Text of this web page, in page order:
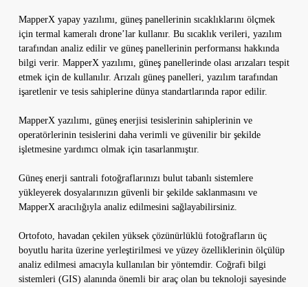
MapperX yapay yazılımı, güneş panellerinin sıcaklıklarını ölçmek
için termal kameralı drone’lar kullanır. Bu sıcaklık verileri, yazılım
tarafından analiz edilir ve güneş panellerinin performansı hakkında
bilgi verir. MapperX yazılımı, güneş panellerinde olası arızaları tespit
etmek için de kullanılır. Arızalı güneş panelleri, yazılım tarafından
işaretlenir ve tesis sahiplerine dünya standartlarında rapor edilir.
MapperX yazılımı, güneş enerjisi tesislerinin sahiplerinin ve
operatörlerinin tesislerini daha verimli ve güvenilir bir şekilde
işletmesine yardımcı olmak için tasarlanmıştır.
Güneş enerji santrali fotoğraflarınızı bulut tabanlı sistemlere
yükleyerek dosyalarınızın güvenli bir şekilde saklanmasını ve
MapperX aracılığıyla analiz edilmesini sağlayabilirsiniz.
Ortofoto, havadan çekilen yüksek çözünürlüklü fotoğrafların üç
boyutlu harita üzerine yerleştirilmesi ve yüzey özelliklerinin ölçülüp
analiz edilmesi amacıyla kullanılan bir yöntemdir. Coğrafi bilgi
sistemleri (GIS) alanında önemli bir araç olan bu teknoloji sayesinde